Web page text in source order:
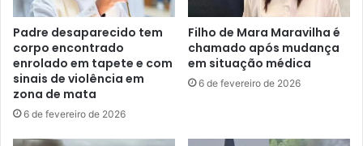
Padre desaparecido tem
corpo encontrado
enrolado em tapete e com
sinais de violência em
zona de mata
6 de fevereiro de 2026
Filho de Mara Maravilha é
chamado após mudança
em situação médica
6 de fevereiro de 2026